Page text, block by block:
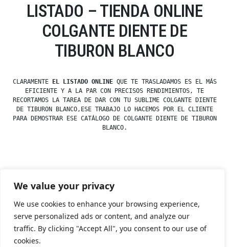
We value your privacy
We use cookies to enhance your browsing experience,
serve personalized ads or content, and analyze our
traffic. By clicking "Accept All", you consent to our use of
cookies.
LISTADO – TIENDA ONLINE
COLGANTE DIENTE DE
TIBURON BLANCO
CLARAMENTE EL LISTADO ONLINEQUE TE TRASLADAMOS ES EL MÁS
EFICIENTE Y A LA PAR CON PRECISOS RENDIMIENTOS, TE
RECORTAMOS LA TAREA DE DAR CON TU SUBLIME COLGANTE DIENTE
DE TIBURON BLANCO,ESE TRABAJO LO HACEMOS POR EL CLIENTE
PARA DEMOSTRAR ESE CATÁLOGO DE COLGANTE DIENTE DE TIBURON
BLANCO.
by
Posted
Colgantes,Dientes
Tienda Esotérica Online – Librería Esotérica,Proudly